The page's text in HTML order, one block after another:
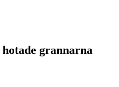
grannarna